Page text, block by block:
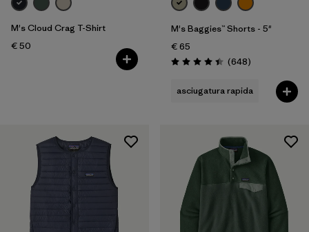
M's Cloud Crag T-Shirt
€ 50
M's Baggies™ Shorts - 5"
€ 65
Valutazione: 4.4 / 5
(648Recensioni
)
asciugatura rapida